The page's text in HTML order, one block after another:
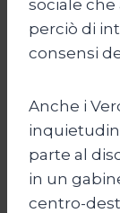
sociale che
perciò di
consensi
Anche i
parte al
in un
centro-